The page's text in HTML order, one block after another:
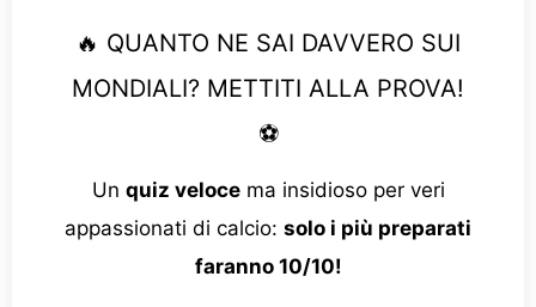
🔥 QUANTO NE SAI DAVVERO SUI
MONDIALI? METTITI ALLA PROVA!
⚽
Un quiz velocema insidioso per veri
appassionati di calcio: solo i più preparati
faranno 10/10!